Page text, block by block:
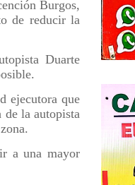
Burgos,
de reducir la
Duarte
ejecutora que
de la autopista
a una mayor